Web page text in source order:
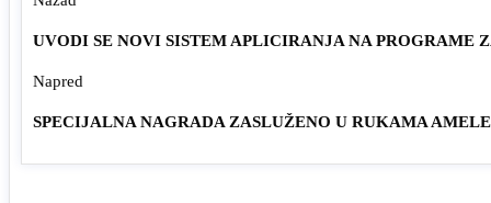
UVODI SE NOVI SISTEM APLICIRANJA NA PROGRAME
Napred
SPECIJALNA NAGRADA ZASLUŽENO U RUKAMA